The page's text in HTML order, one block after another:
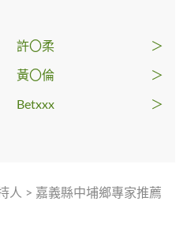
許〇柔 ＞
黃〇倫 ＞
Betxxx ＞
人 > 嘉義縣中埔鄉專家推薦